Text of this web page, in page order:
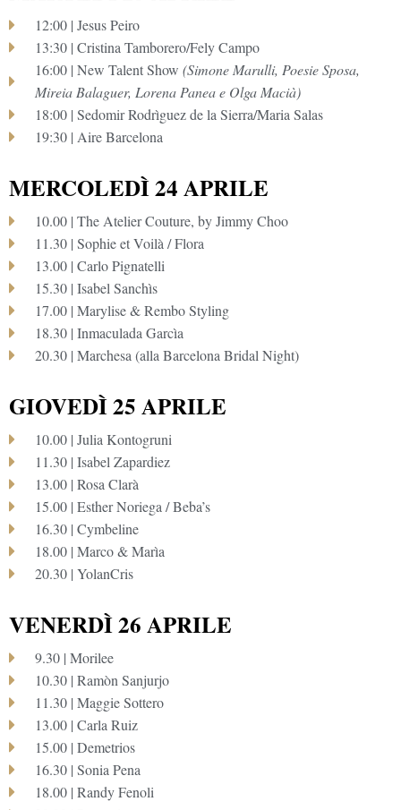
12:00 | Jesus Peiro
13:30 | Cristina Tamborero/Fely Campo
16:00 | New Talent Show (Simone Marulli, Poesie Sposa,
Mireia Balaguer, Lorena Panea e Olga Macià)
18:00 | Sedomir Rodrìguez de la Sierra/Maria Salas
19:30 | Aire Barcelona
MERCOLEDÌ 24 APRILE
10.00 | The Atelier Couture, by Jimmy Choo
11.30 | Sophie et Voilà / Flora
13.00 | Carlo Pignatelli
15.30 | Isabel Sanchìs
17.00 | Marylise & Rembo Styling
18.30 | Inmaculada Garcìa
20.30 | Marchesa (alla Barcelona Bridal Night)
GIOVEDÌ 25 APRILE
10.00 | Julia Kontogruni
11.30 | Isabel Zapardiez
13.00 | Rosa Clarà
15.00 | Esther Noriega / Beba’s
16.30 | Cymbeline
18.00 | Marco & Marìa
20.30 | YolanCris
VENERDÌ 26 APRILE
9.30 | Morilee
10.30 | Ramòn Sanjurjo
11.30 | Maggie Sottero
13.00 | Carla Ruiz
15.00 | Demetrios
16.30 | Sonia Pena
18.00 | Randy Fenoli